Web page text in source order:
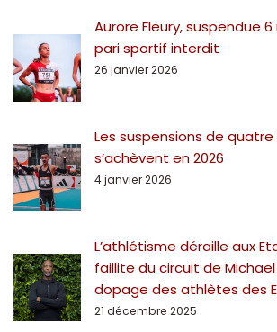
Aurore Fleury, suspendue
pari sportif interdit
26 janvier 2026
Les suspensions de quatre
s’achèvent en 2026
4 janvier 2026
L’athlétisme déraille aux
faillite du circuit de
dopage des athlètes des
21 décembre 2025